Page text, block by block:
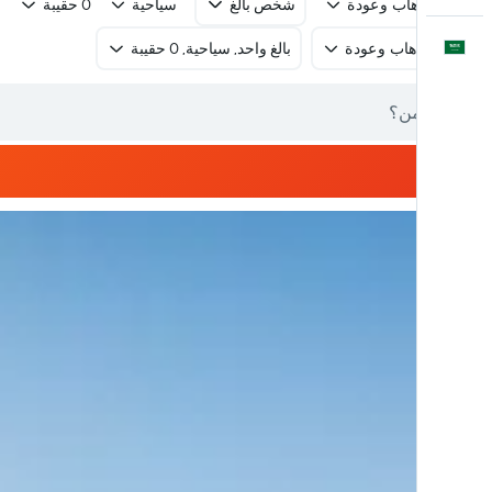
العَرَبِيَّة
رحلة ذهاب وعودة شخص بالغ سياحية 0 حقيبة
رحلة ذهاب وعودة بالغ واحد, سياحية, 0 حقيبة